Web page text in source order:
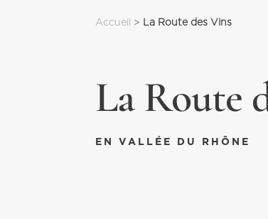
Accueil > La Route des Vins
La Route
EN VALLÉE DU RHÔNE